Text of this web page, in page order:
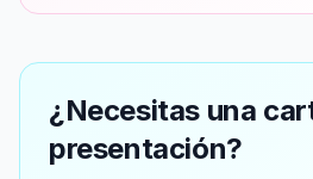
¿Necesitas una
presentación?